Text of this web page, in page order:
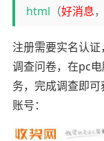
html （好消息
注册需要实名认
调查问卷，在pc
务，完成调查即
账号：